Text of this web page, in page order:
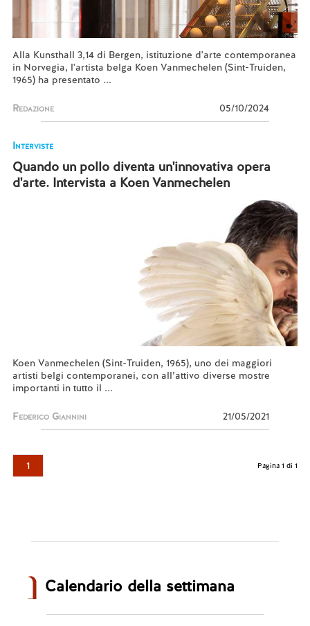
Alla Kunsthall 3,14 di Bergen, istituzione d'arte contemporanea
in Norvegia, l'artista belga Koen Vanmechelen (Sint-Truiden,
1965) ha presentato ...
Redazione 05/10/2024
Interviste
Quando un pollo diventa un'innovativa opera
d'arte. Intervista a Koen Vanmechelen
Koen Vanmechelen (Sint-Truiden, 1965), uno dei maggiori
artisti belgi contemporanei, con all’attivo diverse mostre
importanti in tutto il ...
Federico Giannini 21/05/2021
1 Pagina 1 di 1
Calendario della settimana